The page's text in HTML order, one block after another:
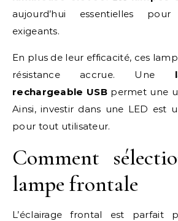
aujourd’hui essentielles
exigeants.
En plus de leur efficacité, ces
résistance accrue. Une
rechargeable USBpermet une
Ainsi, investir dans une LED est
pour tout utilisateur.
Comment
lampe frontale
L’éclairage frontal est parfait